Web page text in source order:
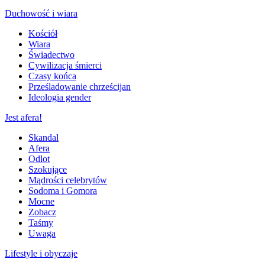
Duchowość i wiara
Kościół
Wiara
Świadectwo
Cywilizacja śmierci
Czasy końca
Prześladowanie chrześcijan
Ideologia gender
Jest afera!
Skandal
Afera
Odlot
Szokujące
Mądrości celebrytów
Sodoma i Gomora
Mocne
Zobacz
Taśmy
Uwaga
Lifestyle i obyczaje